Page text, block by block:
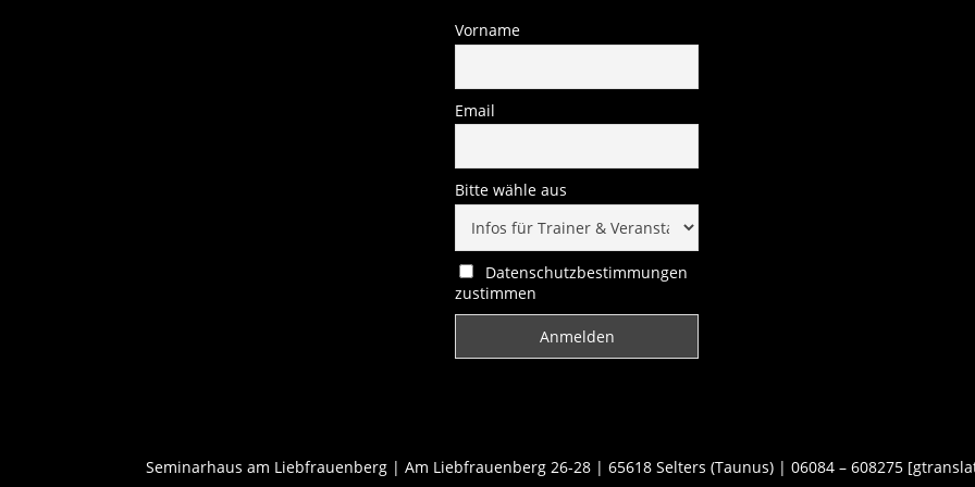
Vorname
Email
Bitte wähle aus
Datenschutzbestimmungen
zustimmen
Seminarhaus am Liebfrauenberg | Am Liebfrauenberg 26-28 | 65618 Selters (Taunus) | 06084 – 608275